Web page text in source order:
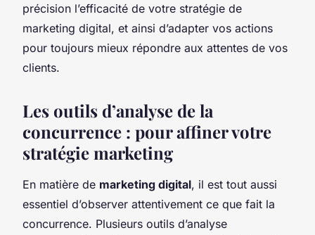
précision l’efficacité de votre stratégie de
marketing digital, et ainsi d’adapter vos actions
pour toujours mieux répondre aux attentes de vos
clients.
Les outils d’analyse de la
concurrence : pour affiner votre
stratégie marketing
En matière de marketing digital, il est tout aussi
essentiel d’observer attentivement ce que fait la
concurrence. Plusieurs outils d’analyse